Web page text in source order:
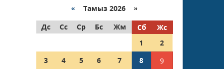
« Тамыз 2026 »
Дс
Сс Ср Бс Жм Сб
Жс
1
2
3
4 5 6 7 8 9